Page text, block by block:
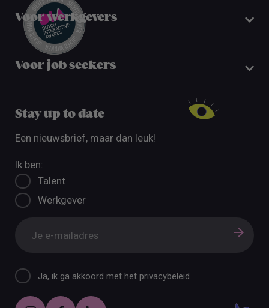
Voor werkgevers
Voor job seekers
Stay up to date
Een nieuwsbrief, maar dan leuk!
Ik ben:
Talent
Werkgever
Ja, ik ga akkoord met hetprivacybeleid